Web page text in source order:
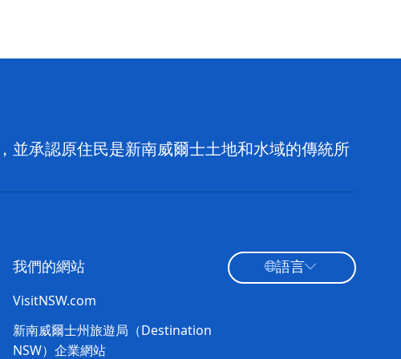
並承認原住民是新南威爾士土地和水域的傳統所
我們的網站
VisitNSW.com
新南威爾士州旅遊局（Destination
NSW）企業網站
語言